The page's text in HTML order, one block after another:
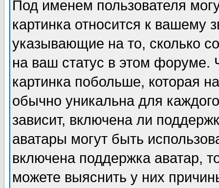
Под именем пользователя
картинка относится к вашему
указывающие на то, сколько
на ваш статус в этом форуме.
картинка побольше, которая
обычно уникальна для
зависит, включена ли
аватары могут быть
включена поддержка аватар,
можете выяснить у них